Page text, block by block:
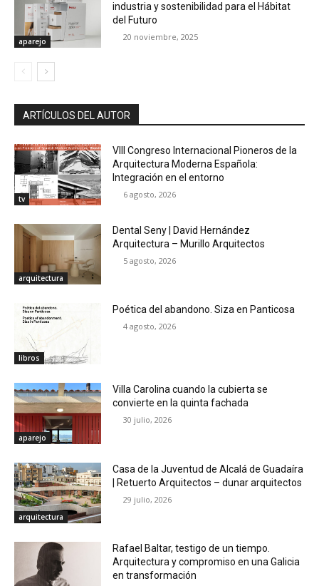
aparejo
industria y sostenibilidad para el Hábitat
del Futuro
20 noviembre, 2025
ARTÍCULOS DEL AUTOR
tv
VIII Congreso Internacional Pioneros de la
Arquitectura Moderna Española:
Integración en el entorno
6 agosto, 2026
arquitectura
Dental Seny | David Hernández
Arquitectura – Murillo Arquitectos
5 agosto, 2026
libros
Poética del abandono. Siza en Panticosa
4 agosto, 2026
aparejo
Villa Carolina cuando la cubierta se
convierte en la quinta fachada
30 julio, 2026
arquitectura
Casa de la Juventud de Alcalá de Guadaíra
| Retuerto Arquitectos – dunar arquitectos
29 julio, 2026
Rafael Baltar, testigo de un tiempo.
Arquitectura y compromiso en una Galicia
en transformación